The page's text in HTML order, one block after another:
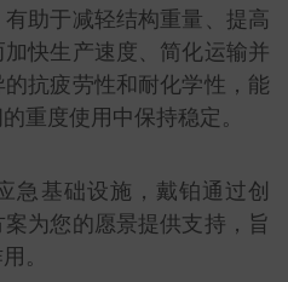
助于减轻结构重量、提高
快生产速度、简化运输并
抗疲劳性和耐化学性，能
重度使用中保持稳定。
急基础设施，戴铂通过创
为您的愿景提供支持，旨
。